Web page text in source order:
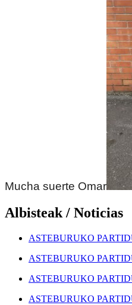
Mucha suerte Omar
Albisteak / Noticias
ASTEBURUKO
ASTEBURUKO
ASTEBURUKO
ASTEBURUKO